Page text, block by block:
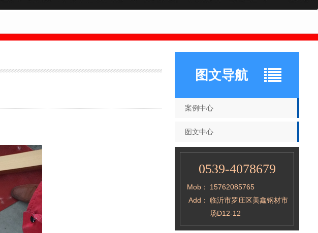
图文导航
案例中心
图文中心
0539-4078679
Mob：
15762085765
Add： 临沂市罗庄区美鑫钢材市
场D12-12